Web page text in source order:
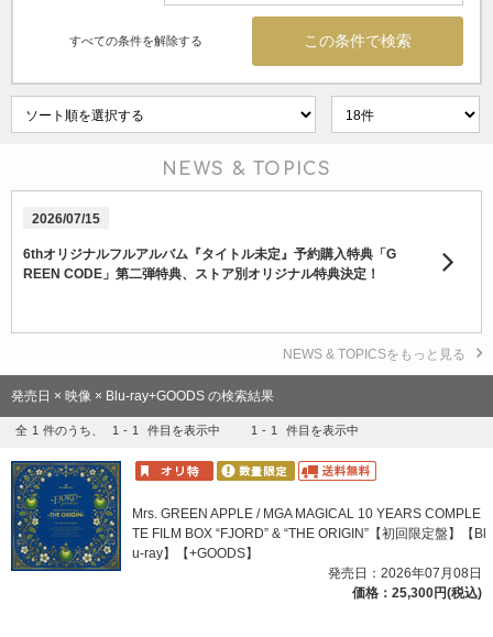
すべての条件を解除する
NEWS & TOPICS
2026/07/15
6thオリジナルフルアルバム『タイトル未定』予約購入特典「G
REEN CODE」第二弾特典、ストア別オリジナル特典決定！
NEWS & TOPICSをもっと見る
発売日 × 映像 × Blu-ray+GOODS の検索結果
全 1 件のうち、 1 - 1 件目を表示中 1 - 1 件目を表示中
Mrs. GREEN APPLE / MGA MAGICAL 10 YEARS COMPLE
TE FILM BOX “FJORD” & “THE ORIGIN”【初回限定盤】【Bl
u-ray】【+GOODS】
発売日：2026年07月08日
価格：25,300円(税込)